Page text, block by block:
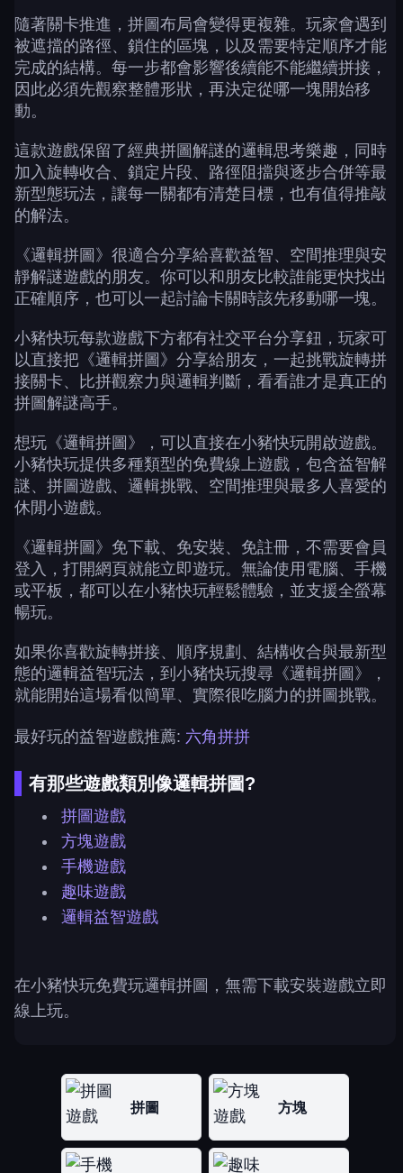
隨著關卡推進，拼圖布局會變得更複雜。玩家會遇到
被遮擋的路徑、鎖住的區塊，以及需要特定順序才能
完成的結構。每一步都會影響後續能不能繼續拼接，
因此必須先觀察整體形狀，再決定從哪一塊開始移
動。
這款遊戲保留了經典拼圖解謎的邏輯思考樂趣，同時
加入旋轉收合、鎖定片段、路徑阻擋與逐步合併等最
新型態玩法，讓每一關都有清楚目標，也有值得推敲
的解法。
《邏輯拼圖》很適合分享給喜歡益智、空間推理與安
靜解謎遊戲的朋友。你可以和朋友比較誰能更快找出
正確順序，也可以一起討論卡關時該先移動哪一塊。
小豬快玩每款遊戲下方都有社交平台分享鈕，玩家可
以直接把《邏輯拼圖》分享給朋友，一起挑戰旋轉拼
接關卡、比拼觀察力與邏輯判斷，看看誰才是真正的
拼圖解謎高手。
想玩《邏輯拼圖》，可以直接在小豬快玩開啟遊戲。
小豬快玩提供多種類型的免費線上遊戲，包含益智解
謎、拼圖遊戲、邏輯挑戰、空間推理與最多人喜愛的
休閒小遊戲。
《邏輯拼圖》免下載、免安裝、免註冊，不需要會員
登入，打開網頁就能立即遊玩。無論使用電腦、手機
或平板，都可以在小豬快玩輕鬆體驗，並支援全螢幕
暢玩。
如果你喜歡旋轉拼接、順序規劃、結構收合與最新型
態的邏輯益智玩法，到小豬快玩搜尋《邏輯拼圖》，
就能開始這場看似簡單、實際很吃腦力的拼圖挑戰。
最好玩的益智遊戲推薦: 六角拼拼
有那些遊戲類別像邏輯拼圖?
拼圖遊戲
方塊遊戲
手機遊戲
趣味遊戲
邏輯益智遊戲
在小豬快玩免費玩邏輯拼圖，無需下載安裝遊戲立即
線上玩。
拼圖 方塊